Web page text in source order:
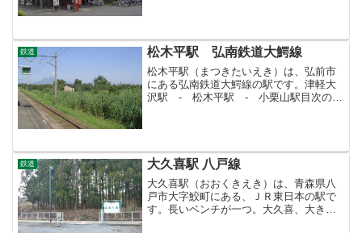
藤崎町に...
鉄道 松木平駅 弘南鉄道大鰐線
松木平駅（まつきたいえき）は、弘前市
にある弘南鉄道大鰐線の駅です。津軽大
沢駅 - 松木平駅 - 小栗山駅目次のペ
鉄道 大久喜駅 八戸線
大久喜駅（おおくきえき）は、青森県八
戸市大字鮫町にある、ＪＲ東日本の駅で
す。長いベンチが一つ。大久喜、大きく